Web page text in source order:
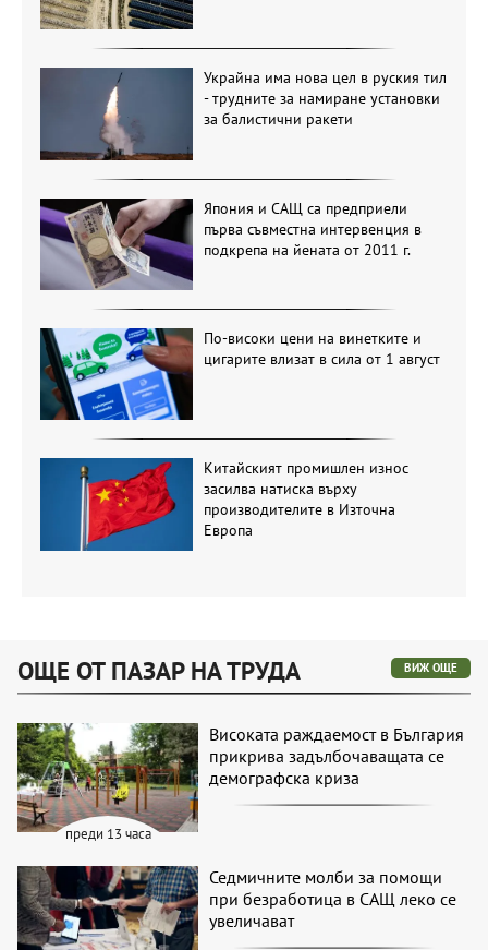
Украйна има нова цел в руския тил
- трудните за намиране установки
за балистични ракети
Япония и САЩ са предприели
първа съвместна интервенция в
подкрепа на йената от 2011 г.
По-високи цени на винетките и
цигарите влизат в сила от 1 август
Китайският промишлен износ
засилва натиска върху
производителите в Източна
Европа
ОЩЕ ОТ ПАЗАР НА ТРУДА ВИЖ ОЩЕ
преди 13 часа
Високата раждаемост в България
прикрива задълбочаващата се
демографска криза
Седмичните молби за помощи
при безработица в САЩ леко се
увеличават